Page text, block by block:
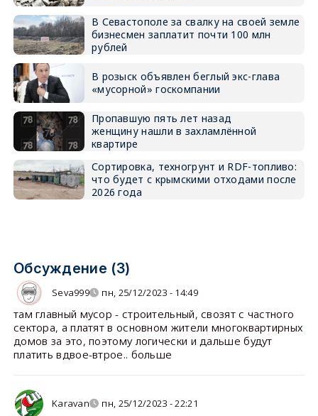
В Севастополе за свалку на своей земле
бизнесмен заплатит почти 100 млн
рублей
В розыск объявлен беглый экс-глава
«мусорной» госкомпании
Пропавшую пять лет назад
женщину нашли в захламлённой
квартире
Сортировка, техногрунт и RDF-топливо:
что будет с крымскими отходами после
2026 года
Обсуждение (3)
Seva999 пн, 25/12/2023 - 14:49
там главный мусор - строительный, свозят с частного
сектора, а платят в основном жители многоквартирных
домов за это, поэтому логически и дальше будут
платить вдвое-втрое.. больше
Karavan пн, 25/12/2023 - 22:21